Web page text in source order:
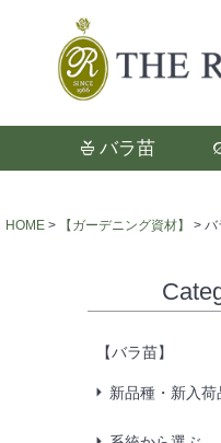
バラ苗
HOME 【ガーデニング資材】 バ
【バラ苗】
新品種・新入荷